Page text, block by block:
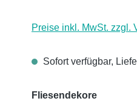
Preise inkl. MwSt. zzgl.
Sofort verfügbar,
Fliesendekore